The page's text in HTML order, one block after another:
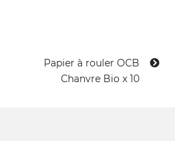
Papier à rouler OCB
Chanvre Bio x 10